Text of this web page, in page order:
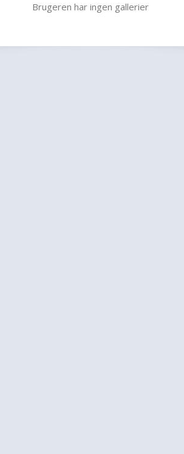
Brugeren har ingen gallerier